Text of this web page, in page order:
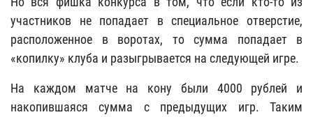
участников не попадает в специальное отверстие,
расположенное в воротах, то сумма попадает в
«копилку» клуба и разыгрывается на следующей игре.
На каждом матче на кону были 4000 рублей и
накопившаяся сумма с предыдущих игр. Таким